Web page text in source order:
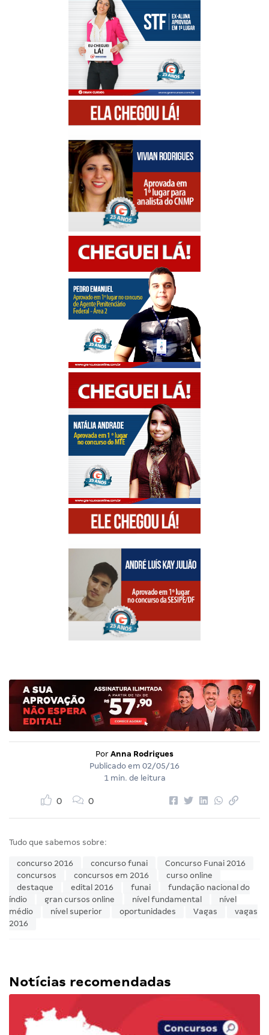
Por Anna Rodrigues
Publicado em 02/05/16
1 min. de leitura
0 0
Tudo que sabemos sobre:
concurso 2016 concurso funai
Concurso Funai 2016
concursos
concursos em 2016
curso online
destaque
edital 2016 funai
fundação nacional do
índio
gran cursos online nível fundamental
nível
médio
nível superior oportunidades Vagas
vagas
2016
Notícias recomendadas